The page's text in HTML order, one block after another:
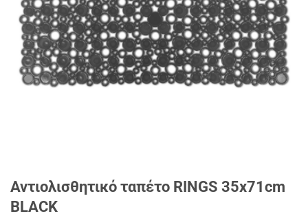
Αντιολισθητικό ταπέτο RINGS 35x71cm
BLACK